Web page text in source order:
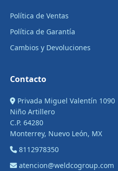
Política de Ventas
Política de Garantía
Cambios y Devoluciones
Contacto
Privada Miguel Valentín 1090
Niño Artillero
C.P. 64280
Monterrey, Nuevo León, MX
8112978350
atencion@weldcogroup.com